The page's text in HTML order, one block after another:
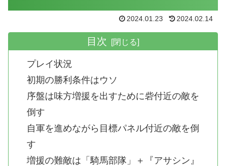
2024.01.23 2024.02.14
目次
プレイ状況
初期の勝利条件はウソ
序盤は味方増援を出すために砦付近の敵を
倒す
自軍を進めながら目標パネル付近の敵を倒
す
増援の難敵は「騎馬部隊」＋『アサシン』